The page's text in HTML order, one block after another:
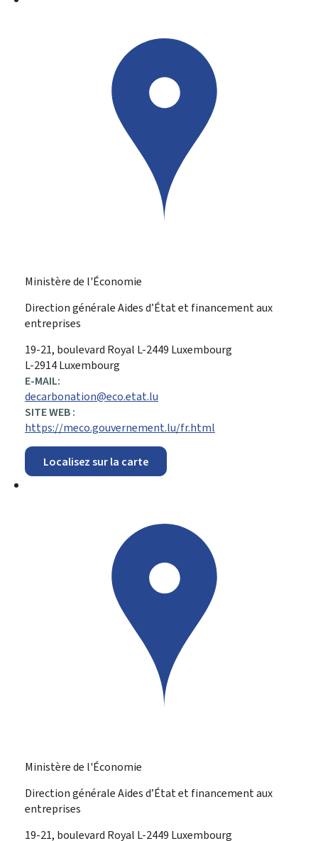
Ministère de l'Économie
Direction générale Aides d’État et financement aux
entreprises
ADRESSE
:
19-21, boulevard Royal L-2449 Luxembourg
L-2914 Luxembourg
E-MAIL:
decarbonation@eco.etat.lu
SITE WEB :
https://meco.gouvernement.lu/fr.html
Localisez sur la carte
Ministère de l'Économie
Direction générale Aides d’État et financement aux
entreprises
ADRESSE
19-21, boulevard Royal L-2449 Luxembourg